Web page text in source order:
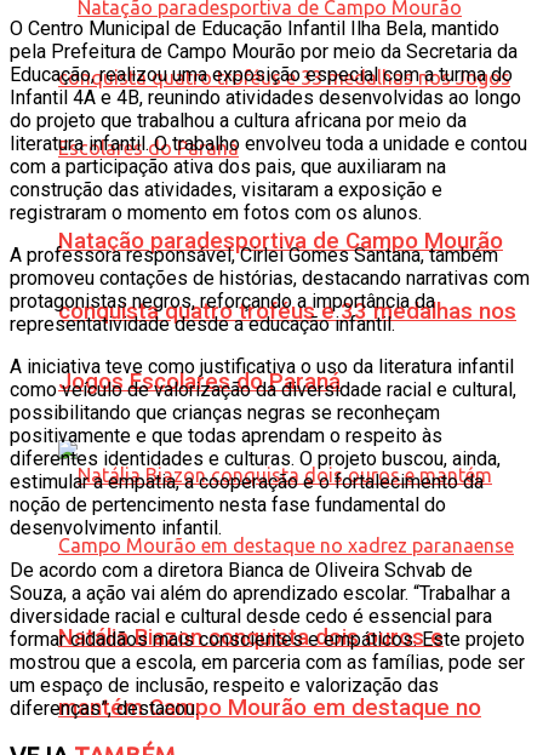
Natação paradesportiva de Campo Mourão
conquista quatro troféus e 33 medalhas nos
Jogos Escolares do Paraná
Natália Biazon conquista dois ouros e
mantém Campo Mourão em destaque no
O Centro Municipal de Educação Infantil Ilha Bela, mantido
pela Prefeitura de Campo Mourão por meio da Secretaria da
Educação, realizou uma exposição especial com a turma do
Infantil 4A e 4B, reunindo atividades desenvolvidas ao longo
do projeto que trabalhou a cultura africana por meio da
literatura infantil. O trabalho envolveu toda a unidade e contou
com a participação ativa dos pais, que auxiliaram na
construção das atividades, visitaram a exposição e
registraram o momento em fotos com os alunos.
A professora responsável, Cirlei Gomes Santana, também
promoveu contações de histórias, destacando narrativas com
protagonistas negros, reforçando a importância da
representatividade desde a educação infantil.
A iniciativa teve como justificativa o uso da literatura infantil
como veículo de valorização da diversidade racial e cultural,
possibilitando que crianças negras se reconheçam
positivamente e que todas aprendam o respeito às
diferentes identidades e culturas. O projeto buscou, ainda,
estimular a empatia, a cooperação e o fortalecimento da
noção de pertencimento nesta fase fundamental do
desenvolvimento infantil.
De acordo com a diretora Bianca de Oliveira Schvab de
Souza, a ação vai além do aprendizado escolar. “Trabalhar a
diversidade racial e cultural desde cedo é essencial para
formar cidadãos mais conscientes e empáticos. Este projeto
mostrou que a escola, em parceria com as famílias, pode ser
um espaço de inclusão, respeito e valorização das
diferenças”, destacou.